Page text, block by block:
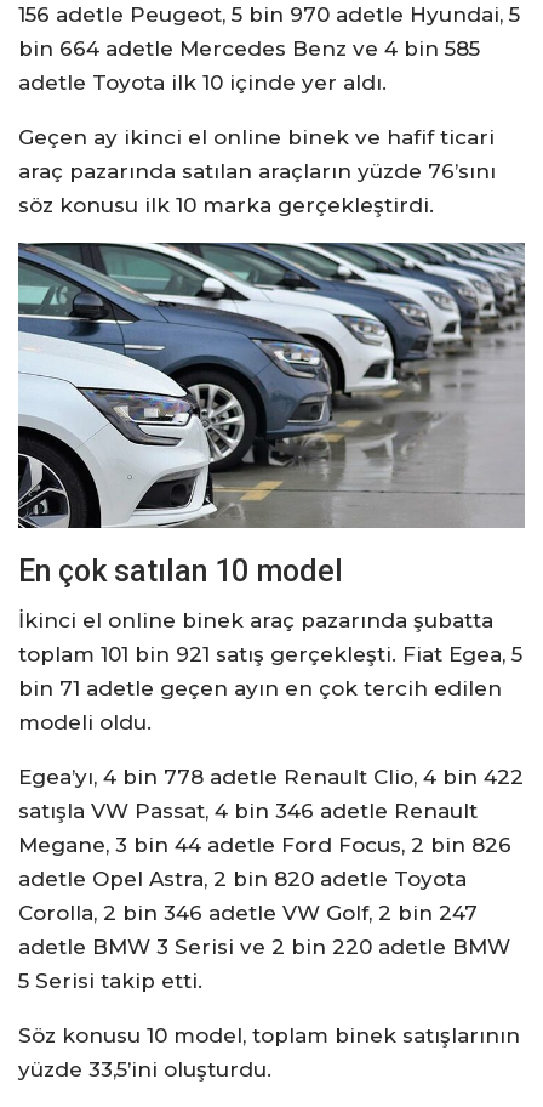
156 adetle Peugeot, 5 bin 970 adetle Hyundai, 5
bin 664 adetle Mercedes Benz ve 4 bin 585
adetle Toyota ilk 10 içinde yer aldı.
Geçen ay ikinci el online binek ve hafif ticari
araç pazarında satılan araçların yüzde 76’sını
söz konusu ilk 10 marka gerçekleştirdi.
En çok satılan 10 model
İkinci el online binek araç pazarında şubatta
toplam 101 bin 921 satış gerçekleşti. Fiat Egea, 5
bin 71 adetle geçen ayın en çok tercih edilen
modeli oldu.
Egea’yı, 4 bin 778 adetle Renault Clio, 4 bin 422
satışla VW Passat, 4 bin 346 adetle Renault
Megane, 3 bin 44 adetle Ford Focus, 2 bin 826
adetle Opel Astra, 2 bin 820 adetle Toyota
Corolla, 2 bin 346 adetle VW Golf, 2 bin 247
adetle BMW 3 Serisi ve 2 bin 220 adetle BMW
5 Serisi takip etti.
Söz konusu 10 model, toplam binek satışlarının
yüzde 33,5’ini oluşturdu.